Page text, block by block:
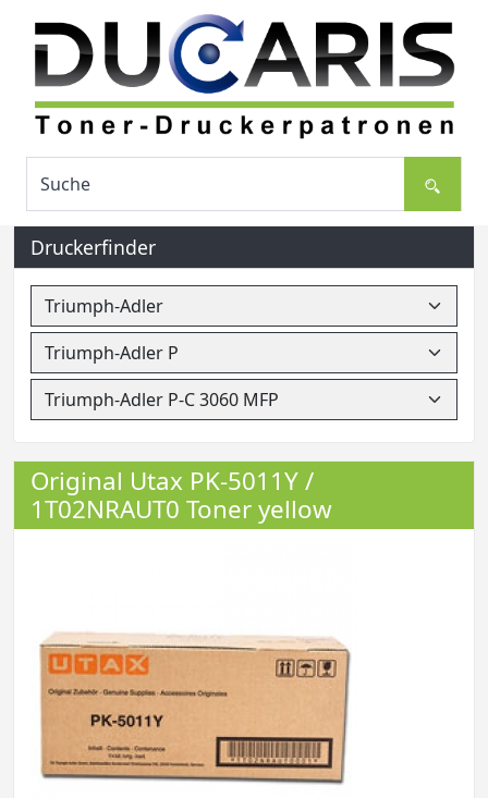
Druckerfinder
Original Utax PK-5011Y /
1T02NRAUT0 Toner yellow